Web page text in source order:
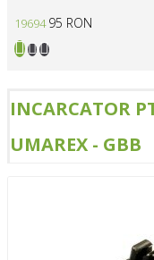
19694 95 RON
INCARCATOR
UMAREX - GBB